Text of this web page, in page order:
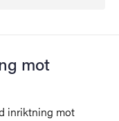
mot
inriktning mot